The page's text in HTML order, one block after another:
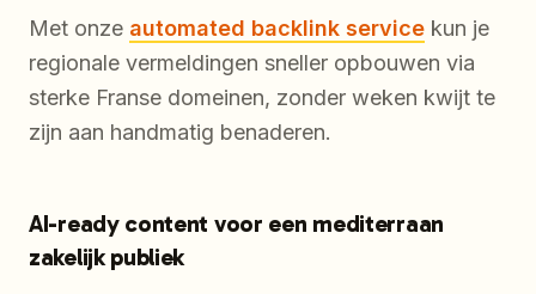
Met onze automated backlink service kun je
regionale vermeldingen sneller opbouwen via
sterke Franse domeinen, zonder weken kwijt te
zijn aan handmatig benaderen.
AI-ready content voor een mediterraan
zakelijk publiek